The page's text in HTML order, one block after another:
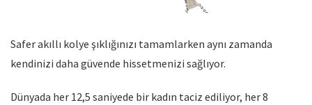
Safer akıllı kolye şıklığınızı tamamlarken aynı zamanda
kendinizi daha güvende hissetmenizi sağlıyor.
Dünyada her 12,5 saniyede bir kadın taciz ediliyor, her 8